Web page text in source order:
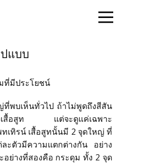
ม
าชการ
แบบ
ที่มีประโยชน์
ที่พบเห็นทั่วไป ถ้าไม่พูดถึงสีสัน
งเสื้อสูท แต่จะดูแค่เฉพาะ
เทิรน์ เสื้อสูทนั้นมี 2 จุดใหญ่ ที่
ละตัวมีความแตกต่างกัน อย่าง
อย่างที่สองคือ กระดุม ทั้ง 2 จุด